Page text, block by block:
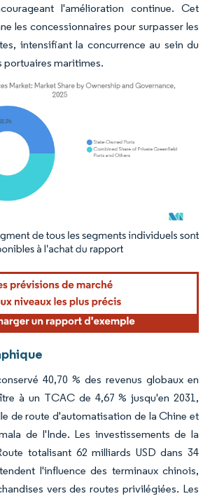
l'amélioration continue. Cet
les concessionnaires pour surpasser les
intensifiant la concurrence au sein du
portuaires maritimes.
La réutilisation nécessite une attribution sous CC BY
40,70 % des revenus globaux en
à un TCAC de 4,67 % jusqu'en 2031,
de route d'automatisation de la Chine et
de l'Inde. Les investissements de la
totalisant 62 milliards USD dans 34
l'influence des terminaux chinois,
vers des routes privilégiées. Les